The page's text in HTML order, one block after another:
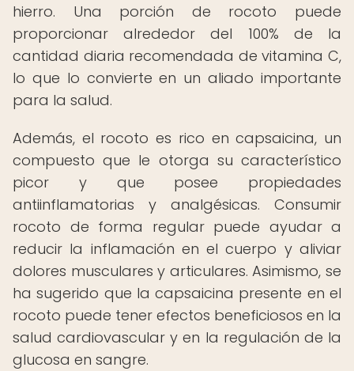
hierro. Una porción de rocoto puede
proporcionar alrededor del 100% de la
cantidad diaria recomendada de vitamina C,
lo que lo convierte en un aliado importante
para la salud.
Además, el rocoto es rico en capsaicina, un
compuesto que le otorga su característico
picor y que posee propiedades
antiinflamatorias y analgésicas. Consumir
rocoto de forma regular puede ayudar a
reducir la inflamación en el cuerpo y aliviar
dolores musculares y articulares. Asimismo, se
ha sugerido que la capsaicina presente en el
rocoto puede tener efectos beneficiosos en la
salud cardiovascular y en la regulación de la
glucosa en sangre.